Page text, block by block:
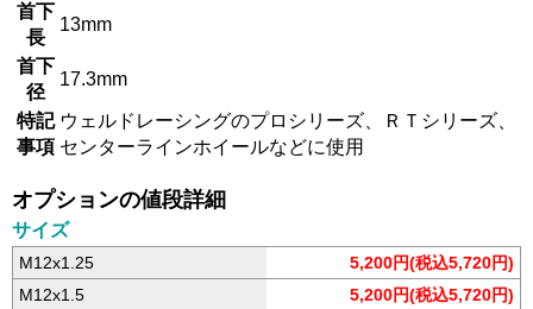
首下
長
13mm
首下
径
17.3mm
特記
事項
ウェルドレーシングのプロシリーズ、ＲＴシリーズ、
センターラインホイールなどに使用
オプションの値段詳細
サイズ
M12x1.25
5,200円(税込5,720円)
M12x1.5
5,200円(税込5,720円)